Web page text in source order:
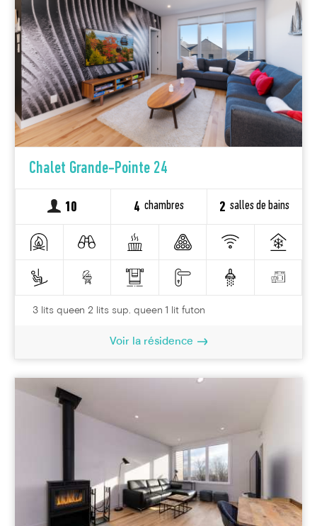
Chalet Grande-Pointe 24
10 4 chambres 2 salles de bains
3 lits queen 2 lits sup. queen 1 lit futon
Voir la résidence